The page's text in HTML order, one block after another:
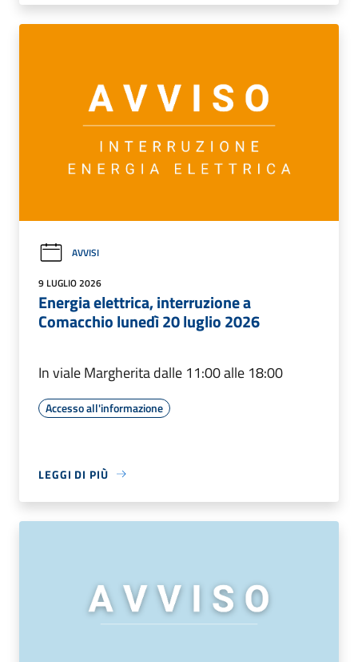
AVVISI
9 LUGLIO 2026
Energia elettrica, interruzione a
Comacchio lunedì 20 luglio 2026
In viale Margherita dalle 11:00 alle 18:00
Accesso all'informazione
LEGGI DI PIÙ